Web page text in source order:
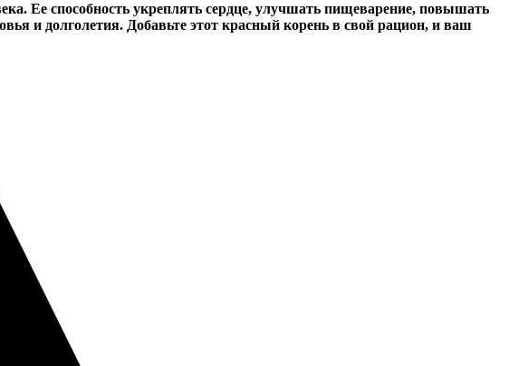
Ее способность укреплять сердце, улучшать пищеварение, повышать
и долголетия. Добавьте этот красный корень в свой рацион, и ваш